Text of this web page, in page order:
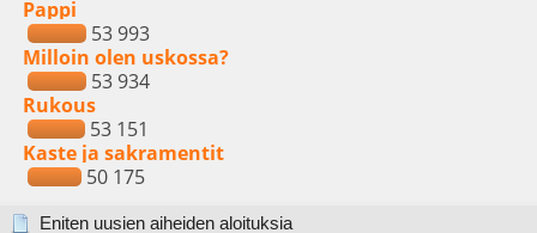
Pappi
53 993
Milloin olen uskossa?
53 934
Rukous
53 151
Kaste ja sakramentit
50 175
Eniten uusien aiheiden aloituksia